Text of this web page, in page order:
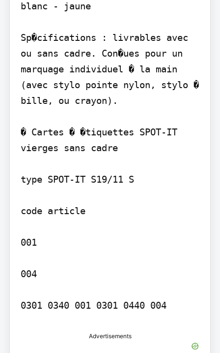
blanc - jaune
Sp�cifications : livrables avec
ou sans cadre. Con�ues pour un
marquage individuel � la main
(avec stylo pointe nylon, stylo �
bille, ou crayon).
� Cartes � �tiquettes SPOT-IT
vierges sans cadre
type SPOT-IT S19/11 S
code article
001
004
0301 0340 001 0301 0440 004
Advertisements